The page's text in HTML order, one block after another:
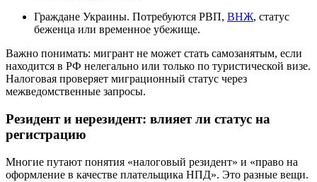
Граждане Украины. Потребуются РВП, ВНЖ, статус
беженца или временное убежище.
Важно понимать: мигрант не может стать самозанятым, если
находится в РФ нелегально или только по туристической визе.
Налоговая проверяет миграционный статус через
межведомственные запросы.
Резидент и нерезидент: влияет ли статус на
регистрацию
Многие путают понятия «налоговый резидент» и «право на
оформление в качестве плательщика НПД». Это разные вещи.